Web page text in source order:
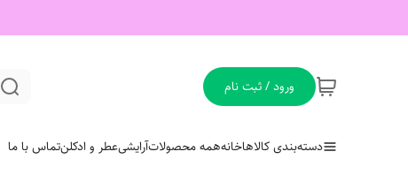
ورود / ثبت نام
دسته‌بندی کالاهاخانههمه محصولاتآرایشیعطر و ادکلنتماس با ما